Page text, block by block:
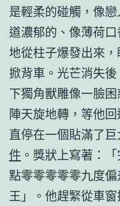
是輕柔的碰觸，像
道濃郁的、像薄荷
地從柱子爆發出來
掀背車。光芒消失
下獨角獸雕像一臉
陣天旋地轉，等他
直停在一個貼滿了
件 。獎狀上寫著：
點零零零零零九度
王」。他趕緊從車